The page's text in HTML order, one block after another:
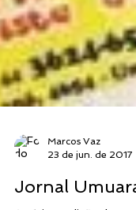
23 de jun. de 2017